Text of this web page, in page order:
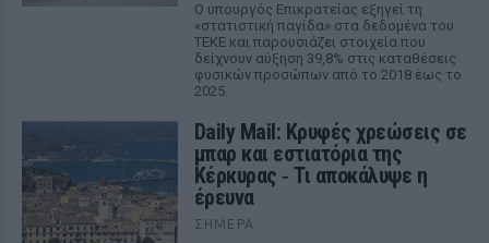
Ο υπουργός Επικρατείας εξηγεί τη
«στατιστική παγίδα» στα δεδομένα του
ΤΕΚΕ και παρουσιάζει στοιχεία που
δείχνουν αύξηση 39,8% στις καταθέσεις
φυσικών προσώπων από το 2018 έως το
2025.
Daily Mail: Κρυφές χρεώσεις σε
μπαρ και εστιατόρια της
Κέρκυρας ‑ Τι αποκάλυψε η
έρευνα
ΣΉΜΕΡΑ